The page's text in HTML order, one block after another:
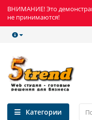
ВНИМАНИЕ! Это
не принимаются!
Категории